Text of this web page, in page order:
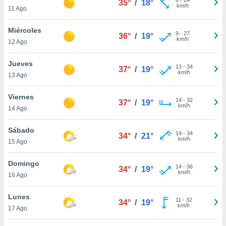
más
nuestra
y
de
disponible
cookies
aceptar
11 Ago
35° / 18°
km/h
Miércoles
12 Ago
36° / 19° 9- 27
km/h
Jueves
13 Ago
37° / 19° 13- 34
km/h
Viernes
14 Ago
37° / 19° 14- 32
km/h
Sábado
15 Ago
34° / 21° 14- 34
km/h
Domingo
16 Ago
34° / 19° 14- 36
km/h
Lunes
17 Ago
34° / 19° 11 - 32
km/h